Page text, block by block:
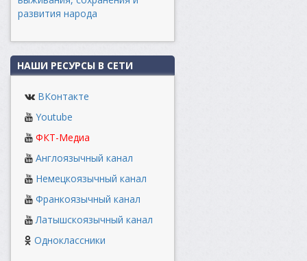
развития народа
НАШИ РЕСУРСЫ В СЕТИ
ВКонтакте
Youtube
ФКТ-Медиа
Англоязычный канал
Немецкоязычный канал
Франкоязычный канал
Латышскоязычный канал
Одноклассники